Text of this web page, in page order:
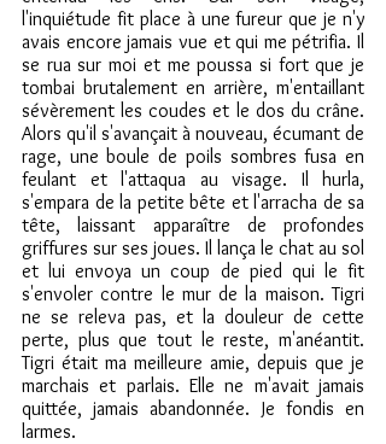
l'inquiétude fit place à une fureur que je n'y
avais encore jamais vue et qui me pétrifia. Il
se rua sur moi et me poussa si fort que je
tombai brutalement en arrière, m'entaillant
sévèrement les coudes et le dos du crâne.
Alors qu'il s'avançait à nouveau, écumant de
rage, une boule de poils sombres fusa en
feulant et l'attaqua au visage. Il hurla,
s'empara de la petite bête et l'arracha de sa
tête, laissant apparaître de profondes
griffures sur ses joues. Il lança le chat au sol
et lui envoya un coup de pied qui le fit
s'envoler contre le mur de la maison. Tigri
ne se releva pas, et la douleur de cette
perte, plus que tout le reste, m'anéantit.
Tigri était ma meilleure amie, depuis que je
marchais et parlais. Elle ne m'avait jamais
quittée, jamais abandonnée. Je fondis en
larmes.